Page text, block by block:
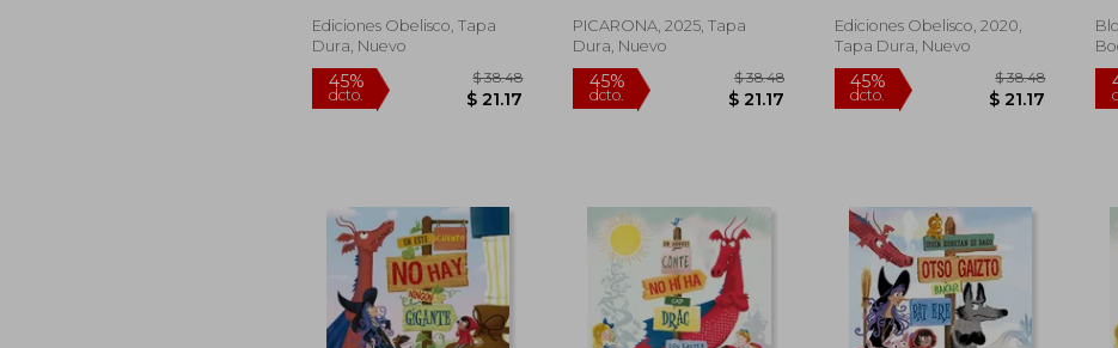
Ediciones Obelisco, Tapa
Dura, Nuevo
45%
dcto.
PICARONA, 2025, Tapa
Dura, Nuevo
45%
dcto.
$ 38.48
$ 21.17
Ediciones Obelisco, 2020,
Tapa Dura, Nuevo
45%
dcto.